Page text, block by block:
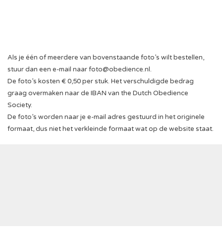
Als je één of meerdere van bovenstaande foto’s wilt bestellen,
stuur dan een e-mail naarfoto@obedience.nl.
De foto’s kosten € 0,50 per stuk. Het verschuldigde bedrag
graag overmaken naar de IBAN van the Dutch Obedience
Society.
De foto’s worden naar je e-mail adres gestuurd in het originele
formaat, dus niet het verkleinde formaat wat op de website staat.